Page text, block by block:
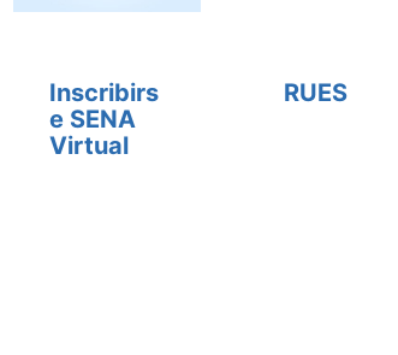
Inscribirs
e SENA
Virtual
RUES